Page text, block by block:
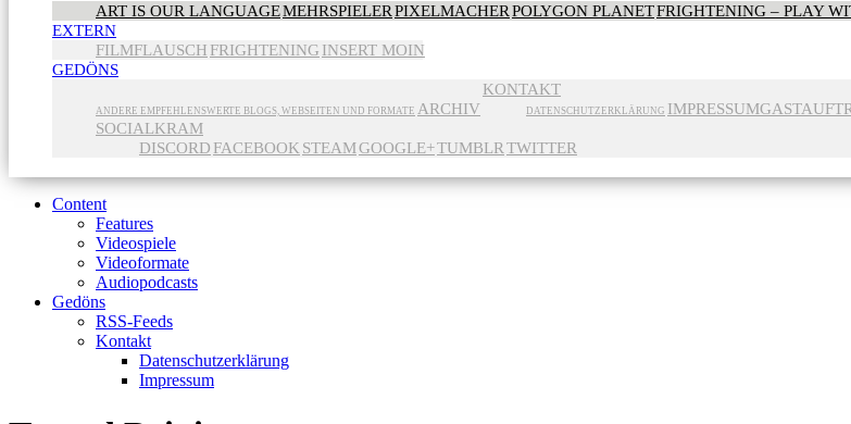
ART IS OUR LANGUAGEMEHRSPIELERPIXELMACHERPOLYGON PLANETFRIGHTENING – PLAY
EXTERN
FILMFLAUSCH FRIGHTENING INSERT MOIN
GEDÖNS
ANDERE EMPFEHLENSWERTE BLOGS, WEBSEITEN UND FORMATE ARCHIV
KONTAKT
DATENSCHUTZERKLÄRUNG IMPRESSUM
SOCIALKRAM
DISCORD FACEBOOK STEAMGOOGLE+TUMBLRTWITTER
Content
Features
Videospiele
Videoformate
Audiopodcasts
Gedöns
RSS-Feeds
Kontakt
Datenschutzerklärung
Impressum